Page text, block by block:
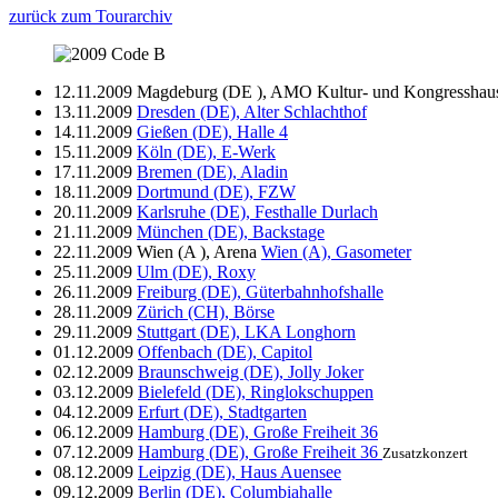
zurück zum Tourarchiv
12.11.2009 Magdeburg (DE ), AMO Kultur- und
13.11.2009 Dresden (DE), Alter Schlachthof
14.11.2009 Gießen (DE), Halle 4
15.11.2009 Köln (DE), E-Werk
17.11.2009 Bremen (DE), Aladin
18.11.2009 Dortmund (DE), FZW
20.11.2009 Karlsruhe (DE), Festhalle Durlach
21.11.2009 München (DE), Backstage
22.11.2009 Wien (A ), Arena Wien (A), Gasometer
25.11.2009 Ulm (DE), Roxy
26.11.2009 Freiburg (DE), Güterbahnhofshalle
28.11.2009 Zürich (CH), Börse
29.11.2009 Stuttgart (DE), LKA Longhorn
01.12.2009 Offenbach (DE), Capitol
02.12.2009 Braunschweig (DE), Jolly Joker
03.12.2009 Bielefeld (DE), Ringlokschuppen
04.12.2009 Erfurt (DE), Stadtgarten
06.12.2009 Hamburg (DE), Große Freiheit 36
07.12.2009 Hamburg (DE), Große Freiheit 36 Zusatzkonzert
08.12.2009 Leipzig (DE), Haus Auensee
09.12.2009 Berlin (DE), Columbiahalle